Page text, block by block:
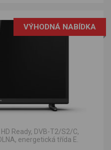
VÝHODNÁ NABÍDKA
Ready, DVB-T2/S2/C,
energetická třída E.